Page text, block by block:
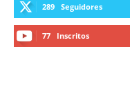
289 Seguidores
77 Inscritos